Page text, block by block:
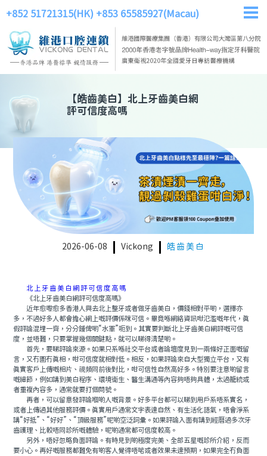
+852 51721315(HK) +853 65585927(Macau)
【皓齒美白】 北上牙齒美白網
評可信度高嗎
2026-06-08 Vickong 皓齒美白
北上牙齒美白網評可信度高嗎
《北上牙齒美白網評可信度高嗎》
近年愈嚟愈多香港人興去北上整牙或者做牙齒美白，價錢相對平啲，選擇亦
多，不過好多人都會擔心網上嘅評價係咪可信。畢竟喺網絡資訊咁氾濫嘅年代，真
假評論混埋一齊，分分鍾俾啲“水軍”呃到。其實要判斷北上牙齒美白網評嘅可信
度，並唔難，只要掌握幾個關鍵點，就可以睇得清楚啲。
首先，要睇評論來源。如果只系喺社交平台或者論壇度見到一兩條好正面嘅留
言，又冇圖冇真相，咁可信度就相對低。相反，如果評論來自大型獨立平台，又有
真實客戶上傳嘅相片、視頻同前後對比，咁可信性自然高好多。特別要注意啲留言
嘅細節，例如講到美白程序、環境衛生、醫生溝通等內容夠唔夠具體，太過籠統或
者重複內容多，通常就要打個問號。
再者，可以留意發評論嗰啲人嘅背景。好多平台都可以睇到用戶系唔系實名，
或者上傳過其他服務評價。真實用戶通常文字表達自然、有生活化語氣，唔會淨系
講“好抵”、“好好”、“頂級服務”呢啲空泛詞彙。如果評論入面有講到經曆過多次牙
齒護理、比較唔同診所嘅體驗，呢啲通常都可信度較高。
另外，唔好忽略負面評論。有時見到啲極度完美、全部五星嘅診所介紹，反而
要小心。再好嘅服務都難免有啲客人覺得唔啱或者效果未達預期，如果完全冇負面